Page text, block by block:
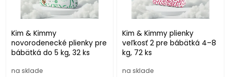
Kim & Kimmy
novorodenecké plienky pre
bábätká do 5 kg, 32 ks
na sklade
Kim & Kimmy plienky
veľkosť 2 pre bábätká 4–8
kg, 72 ks
na sklade